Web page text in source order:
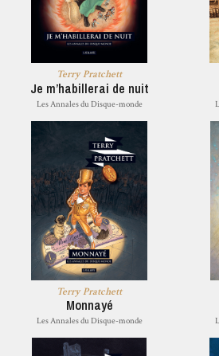
Terry Pratchett
Je m’habillerai de nuit
Les Annales du Disque-monde
Terry Pratchett
Monnayé
Les Annales du Disque-monde